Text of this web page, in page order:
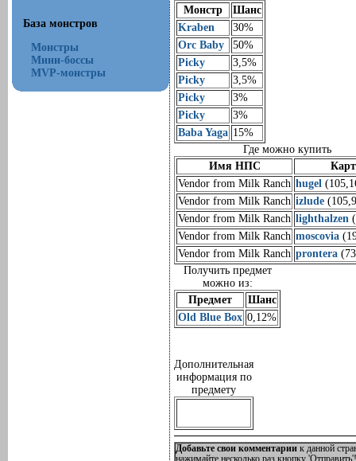
База монстров
Монстры
Мини-боссы
MVP-монстры
Монстр
Шанс
Kraben
30%
Orc Baby
50%
Picky
3,5%
Picky
3,5%
Picky
3%
Picky
3%
Baba Yaga 15%
Где можно купить
Имя НПС
Vendor from Milk Ranch hugel
Vendor from Milk Ranch izlude
Vendor from Milk Ranch lighthalzen
Vendor from Milk Ranch moscovia
Vendor from Milk Ranch prontera
Получить предмет
можно из:
Предмет
Шанс
Old Blue Box 0,12%
Дополнительная
информация по
предмету
Добавьте свои комментарии к данной
нажимайте несколько раз кнопку